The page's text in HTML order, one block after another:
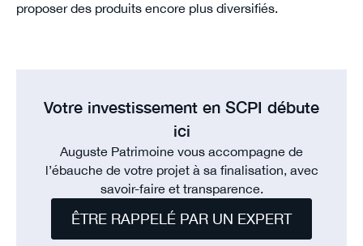
proposer des produits encore plus diversifiés.
Votre investissement en SCPI débute
ici
Auguste Patrimoine vous accompagne de
l’ébauche de votre projet à sa finalisation, avec
savoir-faire et transparence.
ÊTRE RAPPELÉ PAR UN EXPERT